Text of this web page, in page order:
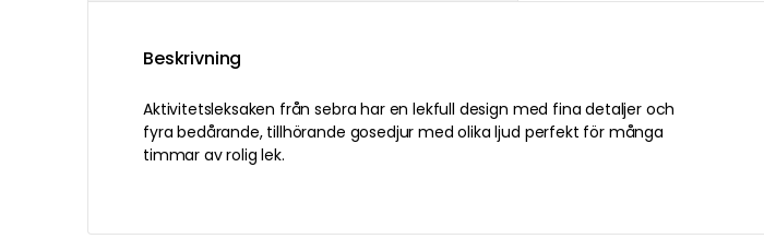
Beskrivning
Aktivitetsleksaken från sebra har en lekfull design med fina detaljer och
fyra bedårande, tillhörande gosedjur med olika ljud perfekt för många
timmar av rolig lek.